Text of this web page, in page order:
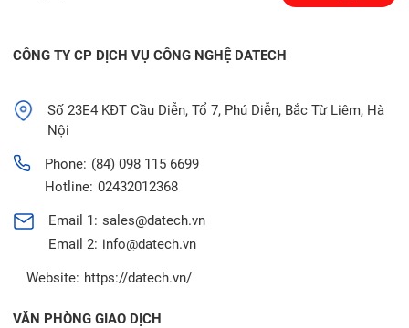
CÔNG TY CP DỊCH VỤ CÔNG NGHỆ DATECH
Số 23E4 KĐT Cầu Diễn, Tổ 7, Phú Diễn, Bắc Từ Liêm, Hà
Nội
Phone: (84) 098 115 6699
Hotline: 02432012368
Email 1: sales@datech.vn
Email 2: info@datech.vn
Website: https://datech.vn/
VĂN PHÒNG GIAO DỊCH